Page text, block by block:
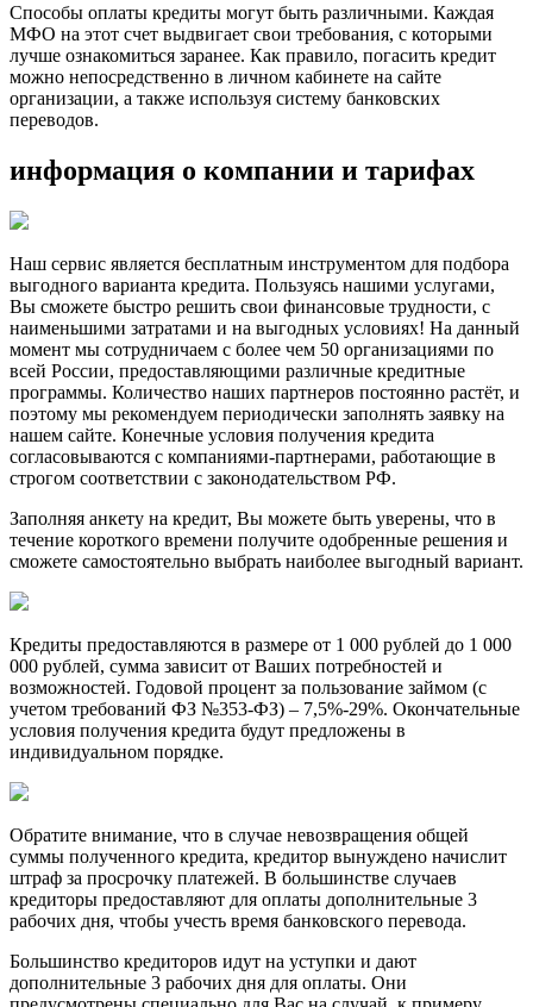
Способы оплаты кредиты могут быть различными. Каждая
МФО на этот счет выдвигает свои требования, с которыми
лучше ознакомиться заранее. Как правило, погасить кредит
можно непосредственно в личном кабинете на сайте
организации, а также используя систему банковских
переводов.
информация о компании и тарифах
Наш сервис является бесплатным инструментом для подбора
выгодного варианта кредита. Пользуясь нашими услугами,
Вы сможете быстро решить свои финансовые трудности, с
наименьшими затратами и на выгодных условиях! На данный
момент мы сотрудничаем с более чем 50 организациями по
всей России, предоставляющими различные кредитные
программы. Количество наших партнеров постоянно растёт, и
поэтому мы рекомендуем периодически заполнять заявку на
нашем сайте. Конечные условия получения кредита
согласовываются с компаниями-партнерами, работающие в
строгом соответствии с законодательством РФ.
Заполняя анкету на кредит, Вы можете быть уверены, что в
течение короткого времени получите одобренные решения и
сможете самостоятельно выбрать наиболее выгодный вариант.
Кредиты предоставляются в размере от 1 000 рублей до 1 000
000 рублей, сумма зависит от Ваших потребностей и
возможностей. Годовой процент за пользование займом (с
учетом требований ФЗ №353-ФЗ) – 7,5%-29%. Окончательные
условия получения кредита будут предложены в
индивидуальном порядке.
Обратите внимание, что в случае невозвращения общей
суммы полученного кредита, кредитор вынуждено начислит
штраф за просрочку платежей. В большинстве случаев
кредиторы предоставляют для оплаты дополнительные 3
рабочих дня, чтобы учесть время банковского перевода.
Большинство кредиторов идут на уступки и дают
дополнительные 3 рабочих дня для оплаты. Они